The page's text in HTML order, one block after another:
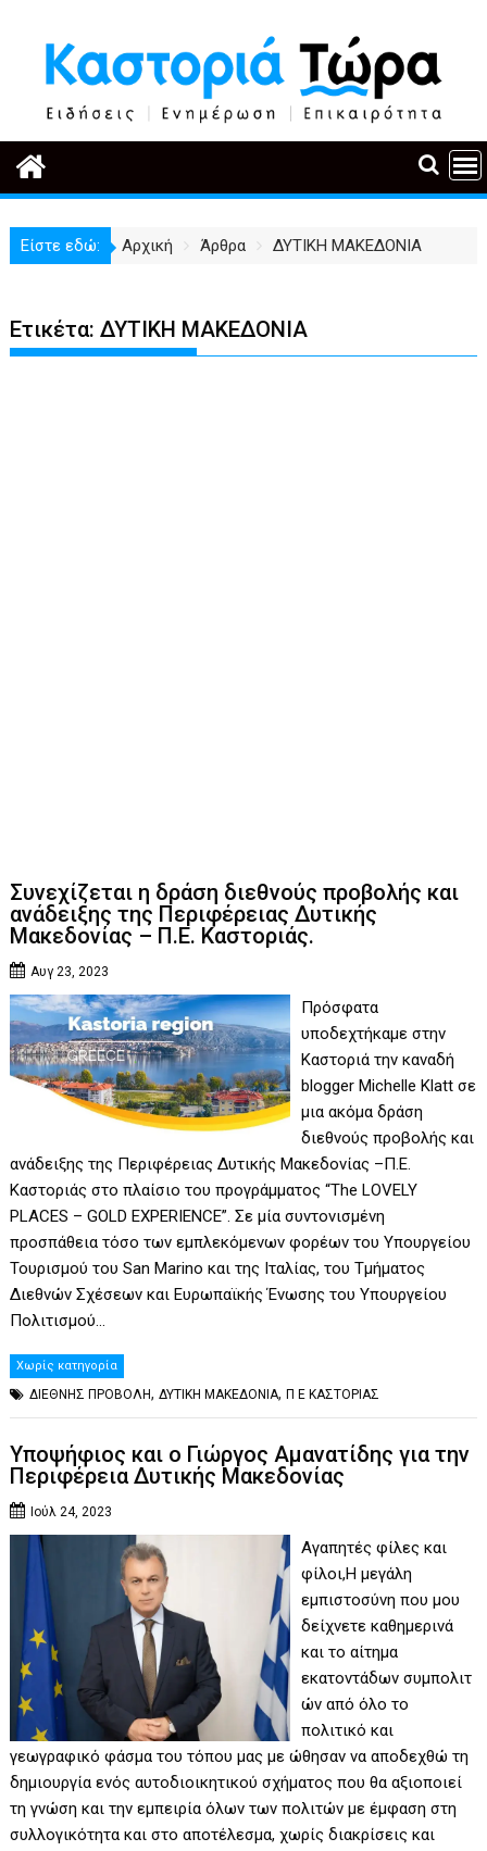
περιεχόμενο
Είστε εδώ: Αρχική Άρθρα ΔΥΤΙΚΗ ΜΑΚΕΔΟΝΙΑ
Ετικέτα:ΔΥΤΙΚΗ ΜΑΚΕΔΟΝΙΑ
Συνεχίζεται η δράση διεθνούς προβολής και
ανάδειξης της Περιφέρειας Δυτικής
Μακεδονίας – Π.Ε. Καστοριάς.
Αυγ 23, 2023
Πρόσφατα
υποδεχτήκαμε στην
Καστοριά την καναδή
blogger Michelle Klatt σε
μια ακόμα δράση
διεθνούς προβολής και
ανάδειξης της Περιφέρειας Δυτικής Μακεδονίας –Π.Ε.
Καστοριάς στο πλαίσιο του προγράμματος “The LOVELY
PLACES – GOLD EXPERIENCE”. Σε μία συντονισμένη
προσπάθεια τόσο των εμπλεκόμενων φορέων του Υπουργείου
Τουρισμού του San Marino και της Ιταλίας, του Τμήματος
Διεθνών Σχέσεων και Ευρωπαϊκής Ένωσης του Υπουργείου
Πολιτισμού…
Χωρίς κατηγορία
ΔΙΕΘΝΗΣ ΠΡΟΒΟΛΗ,ΔΥΤΙΚΗ ΜΑΚΕΔΟΝΙΑ,Π Ε ΚΑΣΤΟΡΙΑΣ
Υποψήφιος και ο Γιώργος Αμανατίδης για την
Περιφέρεια Δυτικής Μακεδονίας
Ιούλ 24, 2023
Αγαπητές φίλες και
φίλοι,Η μεγάλη
εμπιστοσύνη που μου
δείχνετε καθημερινά
και το αίτημα
εκατοντάδων συμπολιτ
ών από όλο το
πολιτικό και
γεωγραφικό φάσμα του τόπου μας με ώθησαν να αποδεχθώ τη
δημιουργία ενός αυτοδιοικητικού σχήματος που θα αξιοποιεί
τη γνώση και την εμπειρία όλων των πολιτών με έμφαση στη
συλλογικότητα και στο αποτέλεσμα, χωρίς διακρίσεις και